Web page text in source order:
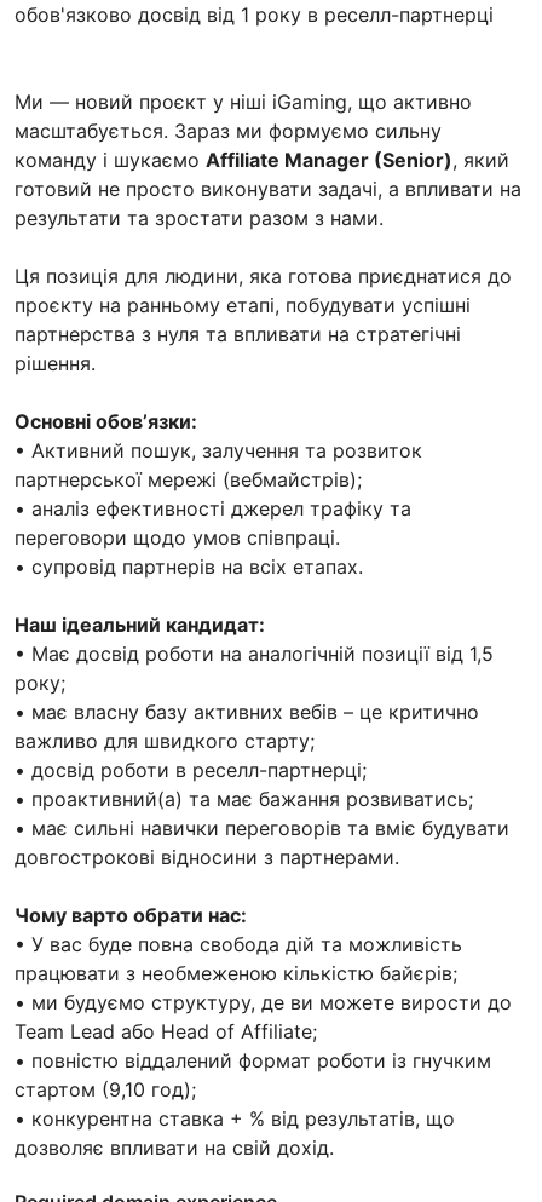
обов'язково досвід від 1 року в реселл-партнерці
Ми — новий проєкт у ніші iGaming, що активно
масштабується. Зараз ми формуємо сильну
команду і шукаємо Affiliate Manager (Senior), який
готовий не просто виконувати задачі, а впливати на
результати та зростати разом з нами.
Ця позиція для людини, яка готова приєднатися до
проєкту на ранньому етапі, побудувати успішні
партнерства з нуля та впливати на стратегічні
рішення.
Основні обовʼязки:
• Активний пошук, залучення та розвиток
партнерської мережі (вебмайстрів);
• аналіз ефективності джерел трафіку та
переговори щодо умов співпраці.
• супровід партнерів на всіх етапах.
Наш ідеальний кандидат:
• Має досвід роботи на аналогічній позиції від 1,5
року;
• має власну базу активних вебів – це критично
важливо для швидкого старту;
• досвід роботи в реселл-партнерці;
• проактивний(а) та має бажання розвиватись;
• має сильні навички переговорів та вміє будувати
довгострокові відносини з партнерами.
Чому варто обрати нас:
• У вас буде повна свобода дій та можливість
працювати з необмеженою кількістю байєрів;
• ми будуємо структуру, де ви можете вирости до
Team Lead або Head of Affiliate;
• повністю віддалений формат роботи із гнучким
стартом (9,10 год);
• конкурентна ставка + % від результатів, що
дозволяє впливати на свій дохід.